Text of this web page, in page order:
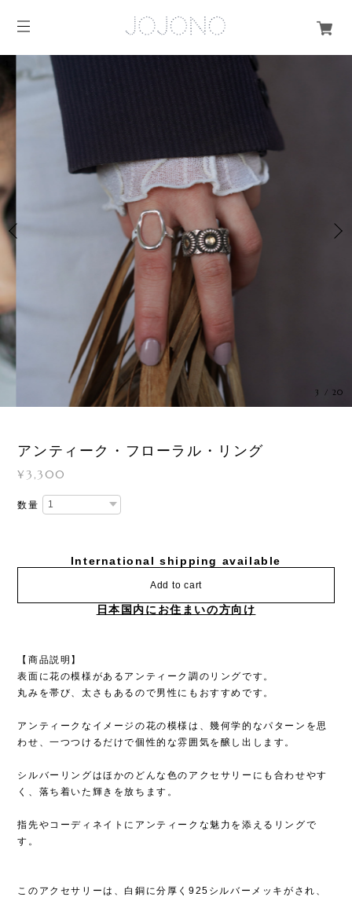
3 / 20
アンティーク・フローラル・リング
¥3,300
数量
International shipping available
Add to cart
日本国内にお住まいの方向け
【商品説明】
表面に花の模様があるアンティーク調のリングです。
丸みを帯び、太さもあるので男性にもおすすめです。
アンティークなイメージの花の模様は、幾何学的なパターンを思
わせ、一つつけるだけで個性的な雰囲気を醸し出します。
シルバーリングはほかのどんな色のアクセサリーにも合わせやす
く、落ち着いた輝きを放ちます。
指先やコーディネイトにアンティークな魅力を添えるリングで
す。
このアクセサリーは、白銅に分厚く925シルバーメッキがされ、